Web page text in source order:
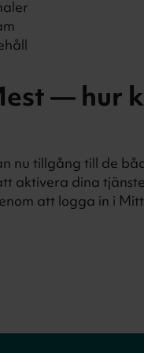
— hur
nu tillgång till de
aktivera dina
att logga in i